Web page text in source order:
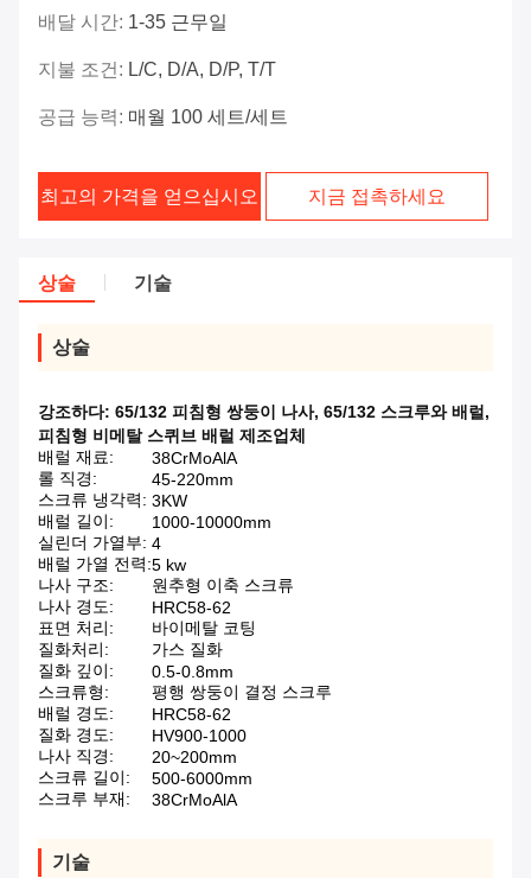
배달 시간: 1-35 근무일
지불 조건: L/C, D/A, D/P, T/T
공급 능력: 매월 100 세트/세트
최고의 가격을 얻으십시오 지금 접촉하세요
상술 기술
상술
강조하다: 65/132 피침형 쌍둥이 나사, 65/132 스크루와 배럴,
피침형 비메탈 스퀴브 배럴 제조업체
배럴 재료:
38CrMoAlA
롤 직경:
45-220mm
스크류 냉각력: 3KW
배럴 길이:
1000-10000mm
실린더 가열부: 4
배럴 가열 전력:5 kw
나사 구조:
원추형 이축 스크류
나사 경도:
HRC58-62
표면 처리:
바이메탈 코팅
질화처리:
가스 질화
질화 깊이:
0.5-0.8mm
스크류형:
평행 쌍둥이 결정 스크루
배럴 경도:
HRC58-62
질화 경도:
HV900-1000
나사 직경:
20~200mm
스크류 길이:
500-6000mm
스크루 부재:
38CrMoAlA
기술